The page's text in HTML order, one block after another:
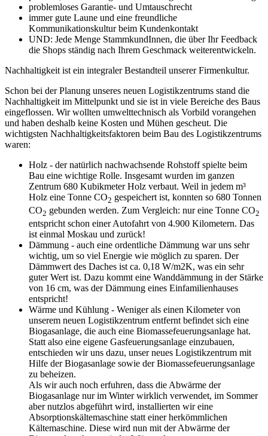
problemloses Garantie- und Umtauschrecht
immer gute Laune und eine freundliche
Kommunikationskultur beim Kundenkontakt
UND: Jede Menge StammkundInnen, die über Ihr Feedback
die Shops ständig nach Ihrem Geschmack weiterentwickeln.
Nachhaltigkeit ist ein integraler Bestandteil unserer Firmenkultur.
Schon bei der Planung unseres neuen Logistikzentrums stand die
Nachhaltigkeit im Mittelpunkt und sie ist in viele Bereiche des Baus
eingeflossen. Wir wollten umwelttechnisch als Vorbild vorangehen
und haben deshalb keine Kosten und Mühen gescheut. Die
wichtigsten Nachhaltigkeitsfaktoren beim Bau des Logistikzentrums
waren:
Holz - der natürlich nachwachsende Rohstoff spielte beim
Bau eine wichtige Rolle. Insgesamt wurden im ganzen
Zentrum 680 Kubikmeter Holz verbaut. Weil in jedem m³
Holz eine Tonne CO2 gespeichert ist, konnten so 680 Tonnen
CO2 gebunden werden. Zum Vergleich: nur eine Tonne CO2
entspricht schon einer Autofahrt von 4.900 Kilometern. Das
ist einmal Moskau und zurück!
Dämmung - auch eine ordentliche Dämmung war uns sehr
wichtig, um so viel Energie wie möglich zu sparen. Der
Dämmwert des Daches ist ca. 0,18 W/m2K, was ein sehr
guter Wert ist. Dazu kommt eine Wanddämmung in der Stärke
von 16 cm, was der Dämmung eines Einfamilienhauses
entspricht!
Wärme und Kühlung - Weniger als einen Kilometer von
unserem neuen Logistikzentrum entfernt befindet sich eine
Biogasanlage, die auch eine Biomassefeuerungsanlage hat.
Statt also eine eigene Gasfeuerungsanlage einzubauen,
entschieden wir uns dazu, unser neues Logistikzentrum mit
Hilfe der Biogasanlage sowie der Biomassefeuerungsanlage
zu beheizen.
Als wir auch noch erfuhren, dass die Abwärme der
Biogasanlage nur im Winter wirklich verwendet, im Sommer
aber nutzlos abgeführt wird, installierten wir eine
Absorptionskältemaschine statt einer herkömmlichen
Kältemaschine. Diese wird nun mit der Abwärme der